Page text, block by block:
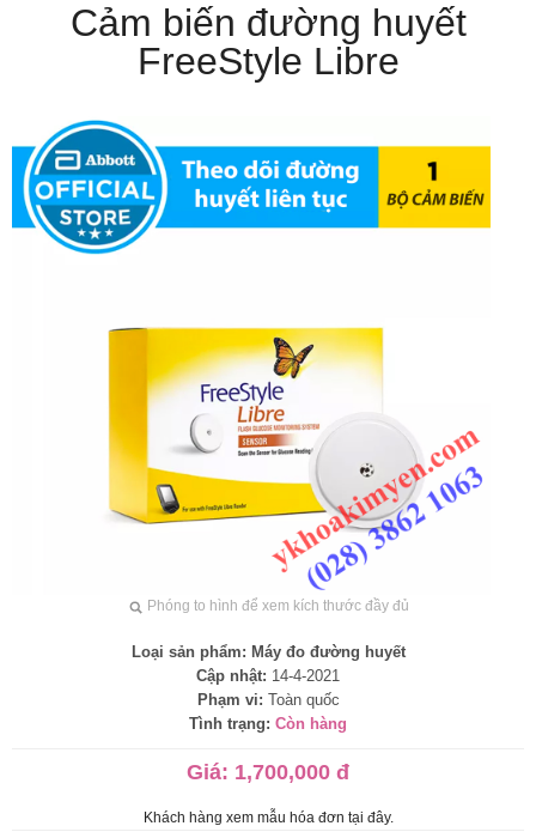
Cảm biến đường huyết
FreeStyle Libre
Phóng to hình để xem kích thước đầy đủ
Loại sản phẩm: Máy đo đường huyết
Cập nhật: 14-4-2021
Phạm vi: Toàn quốc
Tình trạng: Còn hàng
Giá: 1,700,000 đ
Khách hàng xem mẫu hóa đơn tại đây.